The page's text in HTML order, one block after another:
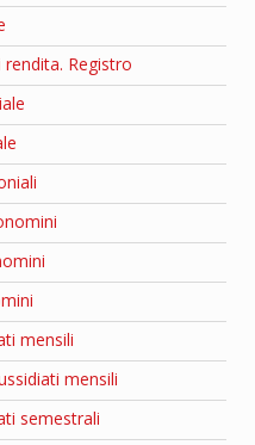
Registro
mensili
mensili
semestrali